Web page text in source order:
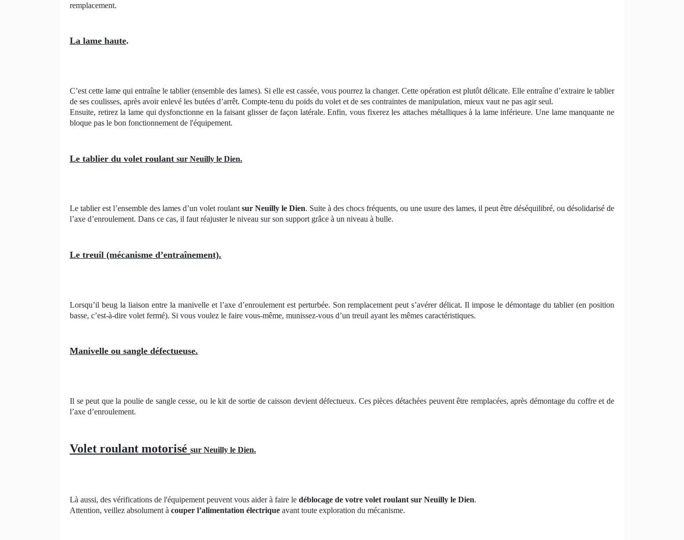
remplacement.
La lame haute.
C’est cette lame qui entraîne le tablier (ensemble des lames). Si elle est cassée, vous pourrez la changer. Cette opération est plutôt délicate. Elle entraîne d’extraire le tablier
de ses coulisses, après avoir enlevé les butées d’arrêt. Compte-tenu du poids du volet et de ses contraintes de manipulation, mieux vaut ne pas agir seul.
Ensuite, retirez la lame qui dysfonctionne en la faisant glisser de façon latérale. Enfin, vous fixerez les attaches métalliques à la lame inférieure. Une lame manquante ne
bloque pas le bon fonctionnement de l'équipement.
Le tablier du volet roulant sur Neuilly le Dien.
Le tablier est l’ensemble des lames d’un volet roulantsur Neuilly le Dien. Suite à des chocs fréquents, ou une usure des lames, il peut être déséquilibré, ou désolidarisé de
l’axe d’enroulement. Dans ce cas, il faut réajuster le niveau sur son support grâce à un niveau à bulle.
Le treuil (mécanisme d’entraînement).
Lorsqu’il beug la liaison entre la manivelle et l’axe d’enroulement est perturbée. Son remplacement peut s’avérer délicat. Il impose le démontage du tablier (en position
basse, c’est-à-dire volet fermé). Si vous voulez le faire vous-même, munissez-vous d’un treuil ayant les mêmes caractéristiques.
Manivelle ou sangle défectueuse.
Il se peut que la poulie de sangle cesse, ou le kit de sortie de caisson devient défectueux. Ces pièces détachées peuvent être remplacées, après démontage du coffre et de
l’axe d’enroulement.
Volet roulant motorisé sur Neuilly le Dien.
Là aussi, des vérifications de l'équipement peuvent vous aider à faire le déblocage de votre volet roulant sur Neuilly le Dien.
Attention, veillez absolument à couper l’alimentation électrique avant toute exploration du mécanisme.